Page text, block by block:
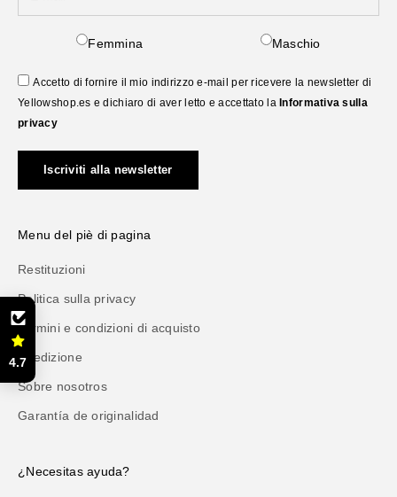
Femmina Maschio
Accetto di fornire il mio indirizzo e-mail per ricevere la newsletter di
Yellowshop.es e dichiaro di aver letto e accettato la Informativa sulla
privacy
Iscriviti alla newsletter
Menu del piè di pagina
Restituzioni
Politica sulla privacy
Termini e condizioni di acquisto
Spedizione
Sobre nosotros
Garantía de originalidad
¿Necesitas ayuda?
4.7